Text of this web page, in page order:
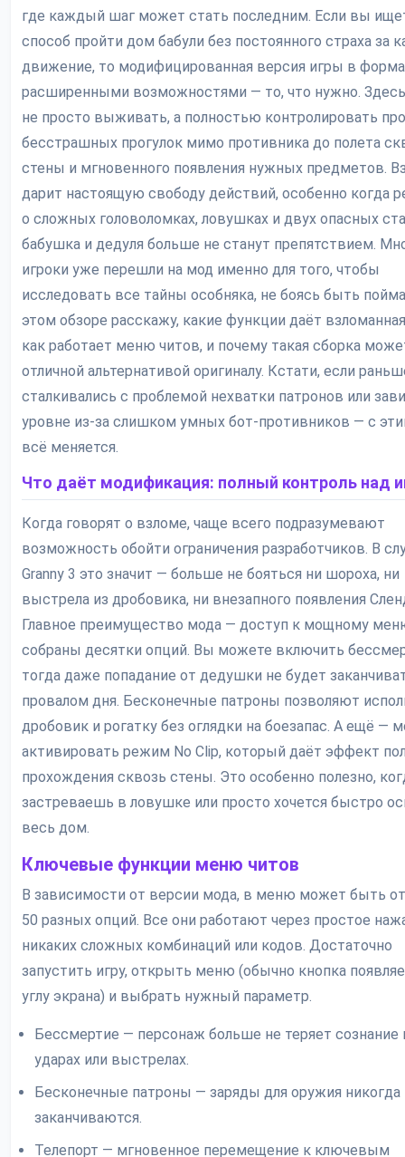
где каждый шаг может стать последним. Если вы
способ пройти дом бабули без постоянного страха за
движение, то модифицированная версия игры в
расширенными возможностями — то, что нужно.
не просто выживать, а полностью контролировать
бесстрашных прогулок мимо противника до полета
стены и мгновенного появления нужных предметов.
дарит настоящую свободу действий, особенно когда
о сложных головоломках, ловушках и двух опасных
бабушка и дедуля больше не станут препятствием.
игроки уже перешли на мод именно для того, чтобы
исследовать все тайны особняка, не боясь быть
этом обзоре расскажу, какие функции даёт
как работает меню читов, и почему такая сборка
отличной альтернативой оригиналу. Кстати, если
сталкивались с проблемой нехватки патронов или
уровне из-за слишком умных бот-противников — с
всё меняется.
Что даёт модификация: полный контроль над
Когда говорят о взломе, чаще всего подразумевают
возможность обойти ограничения разработчиков. В
Granny 3 это значит — больше не бояться ни шороха, ни
выстрела из дробовика, ни внезапного появления
Главное преимущество мода — доступ к мощному
собраны десятки опций. Вы можете включить
тогда даже попадание от дедушки не будет
провалом дня. Бесконечные патроны позволяют
дробовик и рогатку без оглядки на боезапас. А ещё —
активировать режим No Clip, который даёт эффект
прохождения сквозь стены. Это особенно полезно,
застреваешь в ловушке или просто хочется быстро
весь дом.
Ключевые функции меню читов
В зависимости от версии мода, в меню может быть
50 разных опций. Все они работают через простое
никаких сложных комбинаций или кодов. Достаточно
запустить игру, открыть меню (обычно кнопка
углу экрана) и выбрать нужный параметр.
Бессмертие — персонаж больше не теряет сознание
ударах или выстрелах.
Бесконечные патроны — заряды для оружия никогда
заканчиваются.
Телепорт — мгновенное перемещение к ключевым